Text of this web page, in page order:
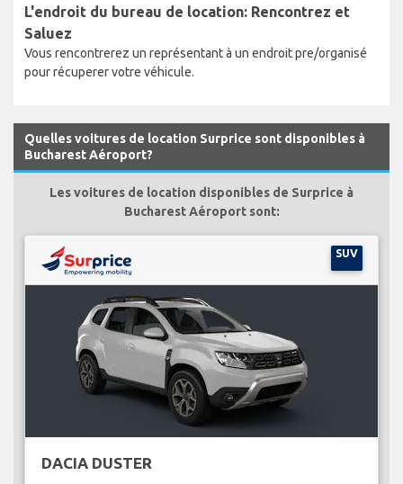
L'endroit du bureau de location: Rencontrez et
Saluez
Vous rencontrerez un représentant à un endroit pre/organisé
pour récuperer votre véhicule.
Quelles voitures de location Surprice sont disponibles à
Bucharest Aéroport?
Les voitures de location disponibles de Surprice à
Bucharest Aéroport sont:
SUV
DACIA DUSTER